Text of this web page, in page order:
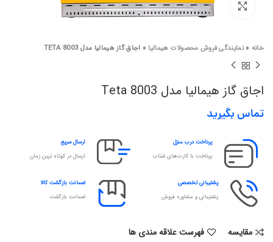
برای بزرگنمایی کلیک کنید
خانه »نمایندگی فروش محصولات هیمالیا » اجاق گاز هیمالیا مدل TETA 8003
اجاق گاز هیمالیا مدل Teta 8003
تماس بگیرید
پرداخت درب منزل
پرداخت با کارت‌های شتاب
ارسال سریع
ارسال در کوتاه ترین زمان
پشتیبانی تخصصی
پشتیبانی و مشاوره فروش
ضمانت بازگشت کالا
ضمانت بازگشت
مقایسه فهرست علاقه مندی ها